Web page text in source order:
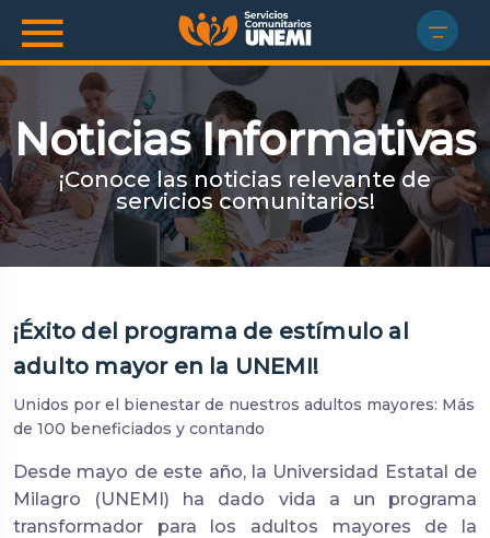
Noticias Informativas
¡Conoce las noticias relevante de
servicios comunitarios!
¡Éxito del programa de estímulo al
adulto mayor en la UNEMI!
Unidos por el bienestar de nuestros adultos mayores: Más
de 100 beneficiados y contando
Desde mayo de este año, la Universidad Estatal de
Milagro (UNEMI) ha dado vida a un programa
transformador para los adultos mayores de la